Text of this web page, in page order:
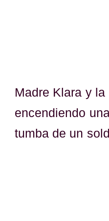
Madre Klara y la
encendiendo
tumba de un